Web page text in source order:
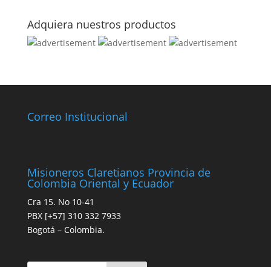
Adquiera nuestros productos
Correo Institucional
Misioneros Claretianos Provincia de
Colombia Oriental y Ecuador
Cra 15. No 10-41
PBX [+57] 310 332 7933
Bogotá – Colombia.